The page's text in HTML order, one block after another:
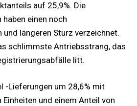
auf 25,9%. Die
einen noch
längeren Sturz verzeichnet.
schlimmste Antriebsstrang, das
litt.
-Lieferungen um 28,6% mit
und einem Anteil von